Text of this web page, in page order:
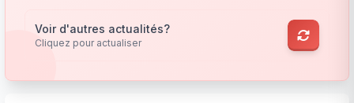
Voir d'autres actualités?
Cliquez pour actualiser